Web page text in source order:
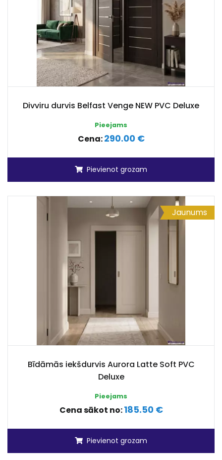
Divviru durvis Belfast Venge NEW PVC Deluxe
Pieejams
Cena:290.00 €
Pievienot grozam
Jaunums
Bīdāmās iekšdurvis Aurora Latte Soft PVC
Deluxe
Pieejams
Cena sākot no:185.50 €
Pievienot grozam